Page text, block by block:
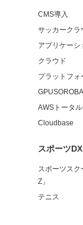
CMS導入
サッカークラ
アプリケーシ
クラウド
プラットフ
AWSトータ
Cloudbase
スポーツDX
スポーツス
Z」
テニス